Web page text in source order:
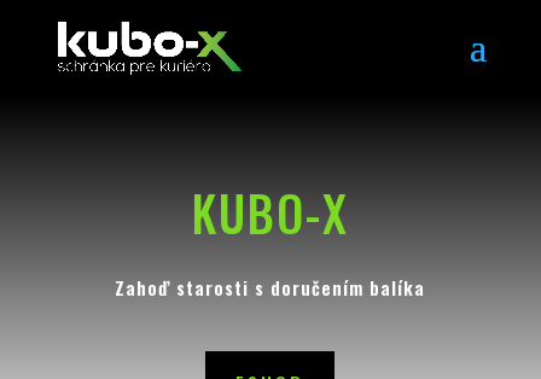
KUBO-X
Zahoď starosti s doručením balíka